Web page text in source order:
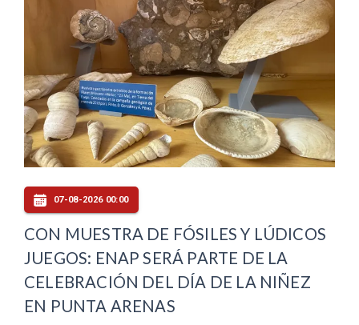
07-08-2026 00:00
CON MUESTRA DE FÓSILES Y LÚDICOS
JUEGOS: ENAP SERÁ PARTE DE LA
CELEBRACIÓN DEL DÍA DE LA NIÑEZ
EN PUNTA ARENAS